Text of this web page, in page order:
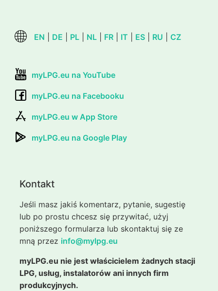
EN DE PL NL FR IT ES RU CZ
myLPG.eu na YouTube
myLPG.eu na Facebooku
myLPG.eu w App Store
myLPG.eu na Google Play
Kontakt
Jeśli masz jakiś komentarz, pytanie, sugestię
lub po prostu chcesz się przywitać, użyj
poniższego formularza lub skontaktuj się ze
mną przez info@mylpg.eu
myLPG.eu nie jest właścicielem żadnych stacji
LPG, usług, instalatorów ani innych firm
produkcyjnych.